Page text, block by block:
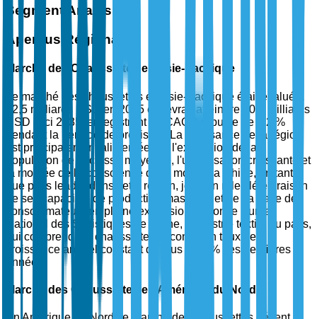
Segment Analysis
Aperçus Régionaux
Marché des Chaussettes en Asie-Pacifique
Le marché des chaussettes en Asie-Pacifique était évalué à
12,5 milliards USD en 2025 et devrait atteindre 20,8 milliards
USD d'ici 2035, enregistrant un CAGR robuste de 5,2 %
pendant la période de prévision. La croissance de la région
est principalement alimentée par l'expansion de la
population de la classe moyenne, l'urbanisation croissante et
la montée de la conscience de la mode. La Chine, en tant
que pays leader dans cette région, joue un rôle clé en raison
de ses capacités de production massives et de sa base de
consommateurs en pleine expansion. Selon le Bureau
National des Statistiques de Chine, l'industrie textile du pays,
qui comprend les chaussettes, a connu un taux de
croissance annuel constant de plus de 6 % ces dernières
années.
Marché des Chaussettes en Amérique du Nord